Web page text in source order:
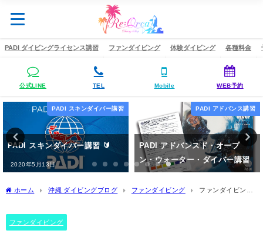
PADI ダイビングライセンス講習 ファンダイビング 体験ダイビング 各種料金
公式LINE TEL Mobile WEB予約
PADI スキンダイバー講習
PADI スキンダイバー講習 🔰
2020年5月13日
PADI アドバンス講習
PADI アドバンスド・オープ
ン・ウォーター・ダイバー講習
ホーム 沖縄 ダイビングブログ ファンダイビング
ファンダイビング
ファンダイビング